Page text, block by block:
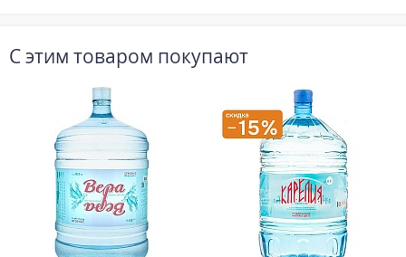
С этим товаром покупают